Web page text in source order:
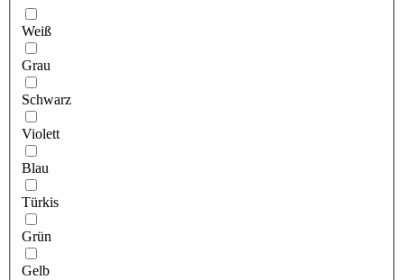
Weiß
Grau
Schwarz
Violett
Blau
Türkis
Grün
Gelb